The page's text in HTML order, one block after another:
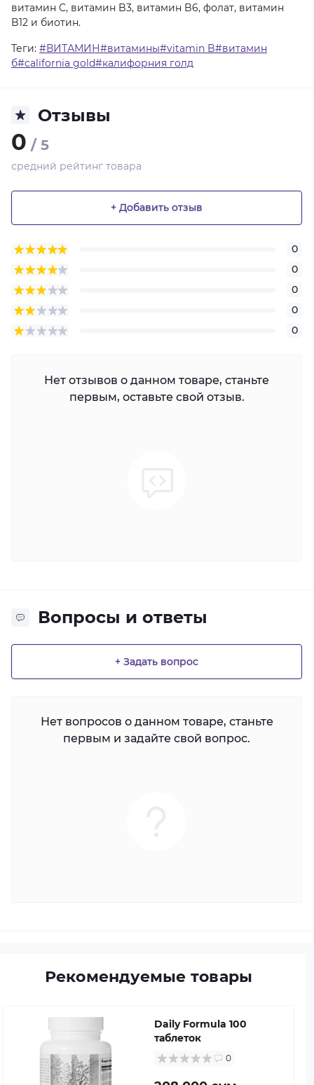
витамин C, витамин B3, витамин B6, фолат, витамин
B12 и биотин.
Теги: #ВИТАМИН#витамины#vitamin B#витамин
б#california gold#калифорния голд
Отзывы
0 / 5
средний рейтинг товара
+ Добавить отзыв
0
0
0
0
0
Нет отзывов о данном товаре, станьте
первым, оставьте свой отзыв.
Вопросы и ответы
+ Задать вопрос
Нет вопросов о данном товаре, станьте
первым и задайте свой вопрос.
Рекомендуемые товары
Daily Formula 100
таблеток
0